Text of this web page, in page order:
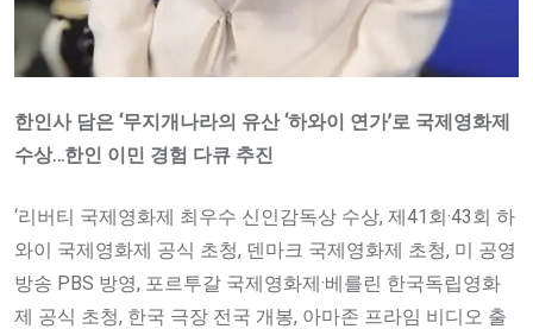
한인사 담은 ‘무지개나라의 유산 ‘하와이 연가’로 국제영화제
수상…한인 이민 경험 다큐 추진
‘리버티 국제영화제 최우수 신인감독상 수상, 제41회·43회 하
와이 국제영화제 공식 초청, 덴마크 국제영화제 초청, 미 공영
방송 PBS 방영, 포르투갈 국제영화제·베를린 한국독립영화
제 공식 초청, 한국 극장 전국 개봉, 아마존 프라임 비디오 출